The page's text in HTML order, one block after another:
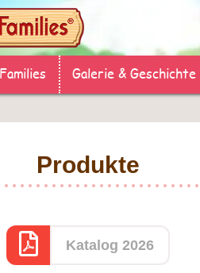
Galerie & Geschichte
Produkte
Katalog 2026